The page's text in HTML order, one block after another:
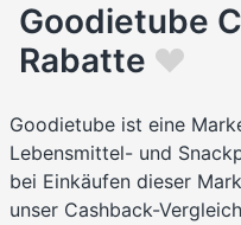
Goodietube
Rabatte
Goodietube ist eine
Lebensmittel- und
bei Einkäufen dieser
unser Cashback-